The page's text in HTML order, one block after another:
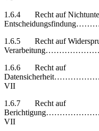
1.6.4 Recht auf
1.6.5 Recht auf
1.6.6 Recht auf
VII
1.6.7 Recht auf
VII